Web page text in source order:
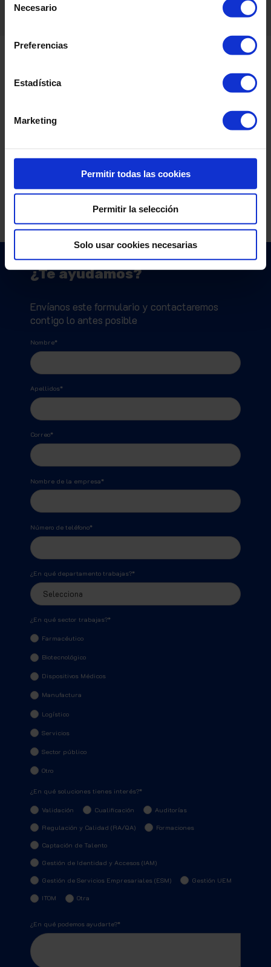
Necesario
Preferencias
Estadística
Marketing
Permitir todas las cookies
Permitir la selección
Solo usar cookies necesarias
¿Te ayudamos?
Envíanos este formulario y contactaremos
contigo lo antes posible
Nombre*
Apellidos*
Correo*
Nombre de la empresa*
Número de teléfono*
¿En qué departamento trabajas?*
¿En qué sector trabajas?*
Farmacéutico
Biotecnológico
Dispositivos Médicos
Manufactura
Logístico
Servicios
Sector público
Otro
¿En qué soluciones tienes interés?*
Validación Cualificación Auditorías
Regulación y Calidad (RA/QA) Formaciones
Captación de Talento
Gestión de Identidad y Accesos (IAM)
Gestión de Servicios Empresariales (ESM) Gestión UEM
ITOM Otra
¿En qué podemos ayudarte?*